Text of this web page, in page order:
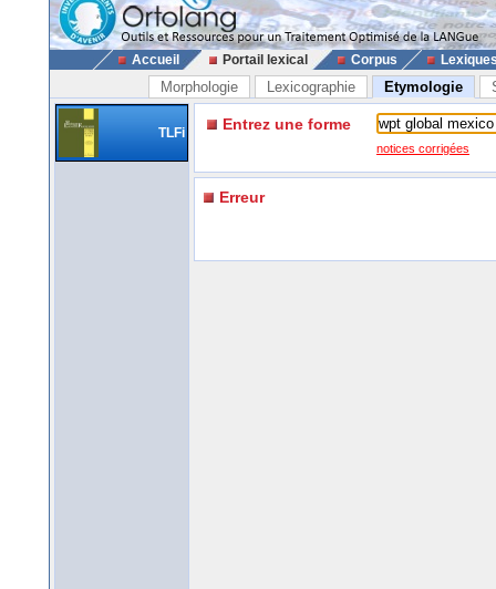
Accueil Portail lexical Corpus
Morphologie Lexicographie Etymologie
TLFi Entrez une forme
notices corrigées
Erreur